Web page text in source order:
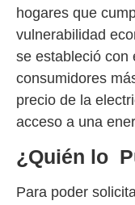
hogares que
vulnerabilidad
se estableció con
consumidores
precio de la
acceso a una
¿Quién lo
Para poder